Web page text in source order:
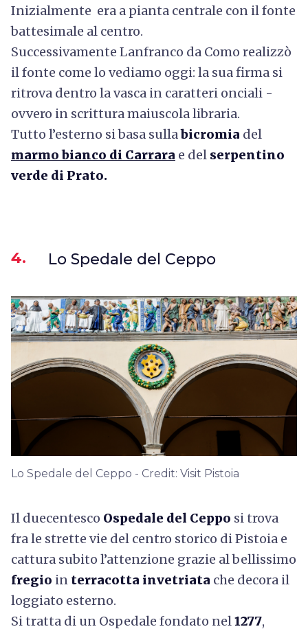
Inizialmente era a pianta centrale con il fonte
battesimale al centro.
Successivamente Lanfranco da Como realizzò
il fonte come lo vediamo oggi: la sua firma si
ritrova dentro la vasca in caratteri onciali -
ovvero in scrittura maiuscola libraria.
Tutto l’esterno si basa sullabicromia del
marmo bianco di Carrara e del serpentino
verde di Prato.
4. Lo Spedale del Ceppo
Lo Spedale del Ceppo - Credit: Visit Pistoia
Il duecentesco Ospedale del Ceppo si trova
fra le strette vie del centro storico di Pistoia e
cattura subito l’attenzione grazie al bellissimo
fregio in terracotta invetriata che decora il
loggiato esterno.
Si tratta di un Ospedale fondato nel1277,